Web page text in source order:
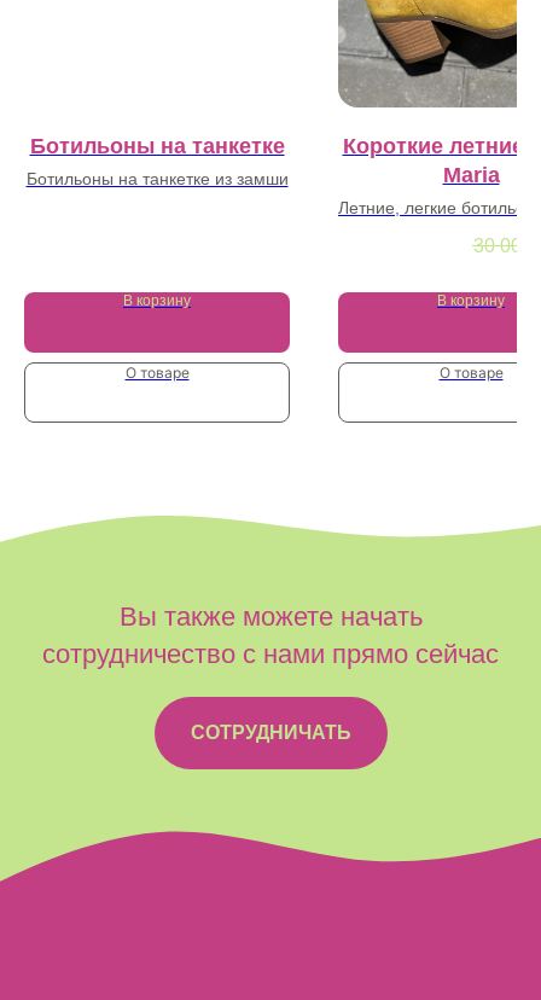
Ботильоны на танкетке
Ботильоны на танкетке из замши
В корзину
О товаре
Короткие летние
Maria
Летние, легкие
30 000
В корзину
О товаре
Вы также можете начать
сотрудничество с нами прямо сейчас
СОТРУДНИЧАТЬ